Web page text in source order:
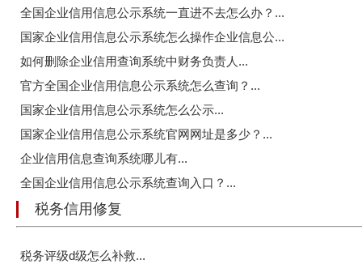
全国企业信用信息公示系统一直进不去怎么办？...
国家企业信用信息公示系统怎么操作企业信息公...
如何删除企业信用查询系统中财务负责人...
官方全国企业信用信息公示系统怎么查询？...
国家企业信用信息公示系统怎么公示...
国家企业信用信息公示系统官网网址是多少？...
企业信用信息查询系统哪儿有...
全国企业信用信息公示系统查询入口？...
税务信用修复
税务评级d级怎么补救...